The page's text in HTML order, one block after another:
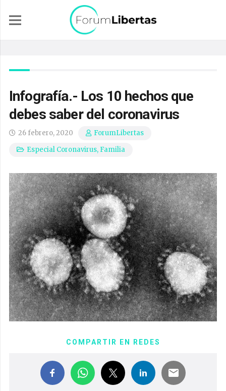
Infografía.- Los 10 hechos que
debes saber del coronavirus
26 febrero, 2020
ForumLibertas
Especial Coronavirus, Familia
COMPARTIR EN REDES